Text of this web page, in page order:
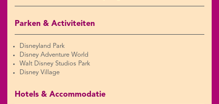
Parken & Activiteiten
Disneyland Park
Disney Adventure World
Walt Disney Studios Park
Disney Village
Hotels & Accommodatie